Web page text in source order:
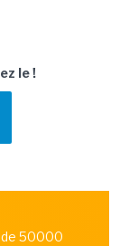
le !
de 50000